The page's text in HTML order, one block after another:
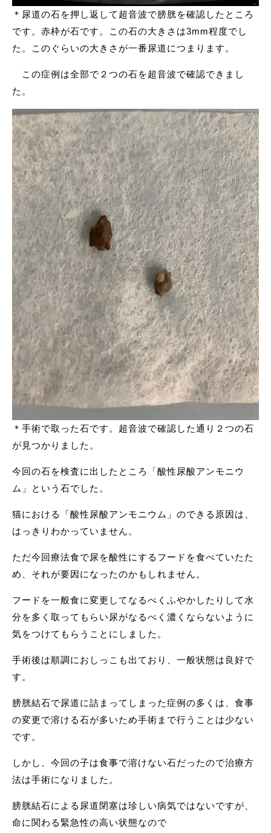
＊尿道の石を押し返して超音波で膀胱を確認したところ
です。赤枠が石です。この石の大きさは3mm程度でし
た。このぐらいの大きさが一番尿道につまります。
この症例は全部で２つの石を超音波で確認できまし
た。
＊手術で取った石です。超音波で確認した通り２つの石
が見つかりました。
今回の石を検査に出したところ「酸性尿酸アンモニウ
ム」という石でした。
猫における「酸性尿酸アンモニウム」のできる原因は、
はっきりわかっていません。
ただ今回療法食で尿を酸性にするフードを食べていたた
め、それが要因になったのかもしれません。
フードを一般食に変更してなるべくふやかしたりして水
分を多く取ってもらい尿がなるべく濃くならないように
気をつけてもらうことにしました。
手術後は順調におしっこも出ており、一般状態は良好で
す。
膀胱結石で尿道に詰まってしまった症例の多くは、食事
の変更で溶ける石が多いため手術まで行うことは少ない
です。
しかし、今回の子は食事で溶けない石だったので治療方
法は手術になりました。
膀胱結石による尿道閉塞は珍しい病気ではないですが、
命に関わる緊急性の高い状態なので